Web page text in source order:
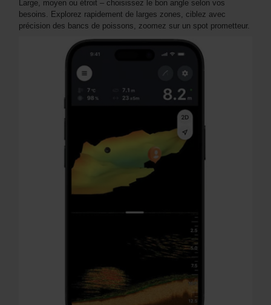
Large, moyen ou étroit – choisissez le bon angle selon vos
besoins. Explorez rapidement de larges zones, ciblez avec
précision des bancs de poissons, zoomez sur un spot prometteur.